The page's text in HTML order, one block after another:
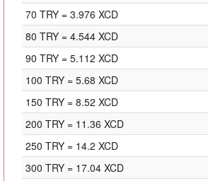
70 TRY = 3.976 XCD
80 TRY = 4.544 XCD
90 TRY = 5.112 XCD
100 TRY = 5.68 XCD
150 TRY = 8.52 XCD
200 TRY = 11.36 XCD
250 TRY = 14.2 XCD
300 TRY = 17.04 XCD